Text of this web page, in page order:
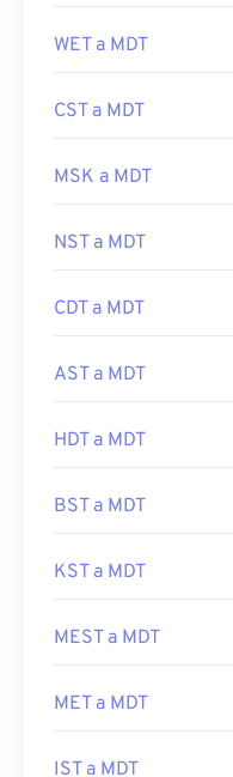
WET a MDT
CST a MDT
MSK a MDT
NST a MDT
CDT a MDT
AST a MDT
HDT a MDT
BST a MDT
KST a MDT
MEST a MDT
MET a MDT
IST a MDT